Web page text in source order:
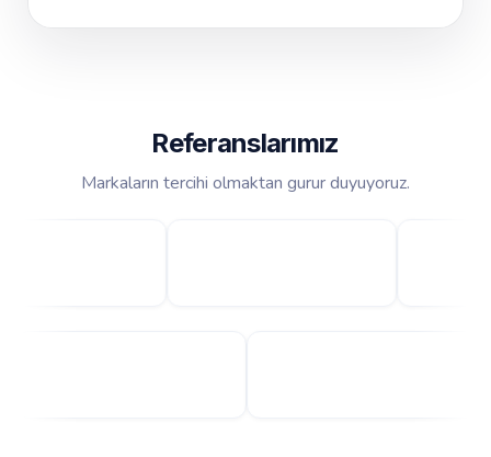
Referanslarımız
Markaların tercihi olmaktan gurur duyuyoruz.